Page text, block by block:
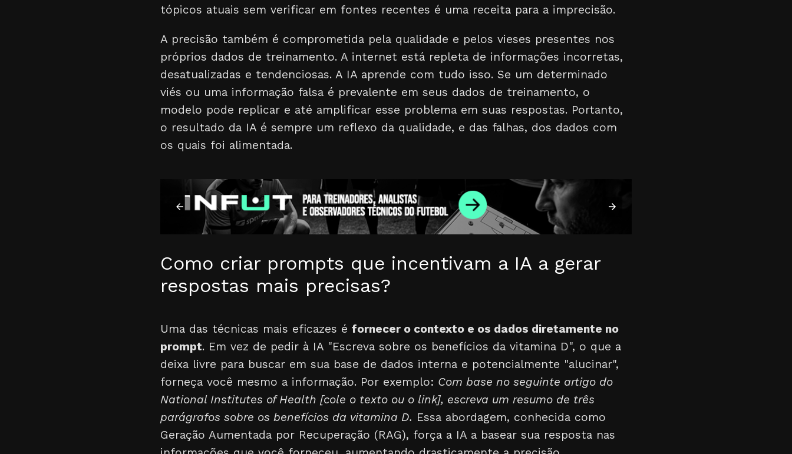
tópicos atuais sem verificar em fontes recentes é uma receita para a imprecisão.
A precisão também é comprometida pela qualidade e pelos vieses presentes nos
próprios dados de treinamento. A internet está repleta de informações incorretas,
desatualizadas e tendenciosas. A IA aprende com tudo isso. Se um determinado
viés ou uma informação falsa é prevalente em seus dados de treinamento, o
modelo pode replicar e até amplificar esse problema em suas respostas. Portanto,
o resultado da IA é sempre um reflexo da qualidade, e das falhas, dos dados com
os quais foi alimentada.
Como criar prompts que incentivam a IA a gerar
respostas mais precisas?
Uma das técnicas mais eficazes é fornecer o contexto e os dados diretamente no
prompt. Em vez de pedir à IA "Escreva sobre os benefícios da vitamina D", o que a
deixa livre para buscar em sua base de dados interna e potencialmente "alucinar",
forneça você mesmo a informação. Por exemplo: Com base no seguinte artigo do
National Institutes of Health [cole o texto ou o link], escreva um resumo de três
parágrafos sobre os benefícios da vitamina D. Essa abordagem, conhecida como
Geração Aumentada por Recuperação (RAG), força a IA a basear sua resposta nas